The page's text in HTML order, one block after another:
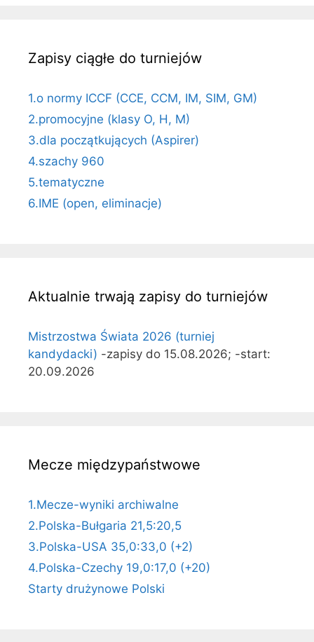
Zapisy ciągłe do turniejów
1.o normy ICCF (CCE, CCM, IM, SIM, GM)
2.promocyjne (klasy O, H, M)
3.dla początkujących (Aspirer)
4.szachy 960
5.tematyczne
6.IME (open, eliminacje)
Aktualnie trwają zapisy do turniejów
Mistrzostwa Świata 2026 (turniej
kandydacki) -zapisy do 15.08.2026; -start:
20.09.2026
Mecze międzypaństwowe
1.Mecze-wyniki archiwalne
2.Polska-Bułgaria 21,5:20,5
3.Polska-USA 35,0:33,0 (+2)
4.Polska-Czechy 19,0:17,0 (+20)
Starty drużynowe Polski